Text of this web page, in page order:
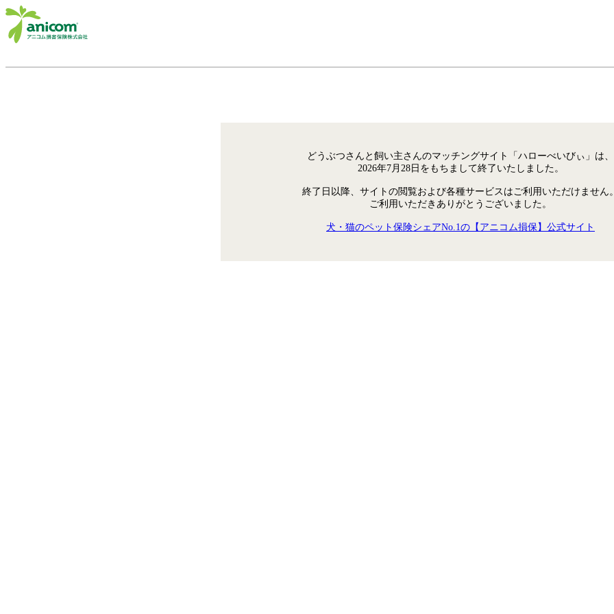
どうぶつさんと飼い主さんのマッチングサイト「ハローべいびぃ」は、
2026年7月28日をもちまして終了いたしました。
終了日以降、サイトの閲覧および各種サービスはご利用いただけません
ご利用いただきありがとうございました。
犬・猫のペット保険シェアNo.1の【アニコム損保】公式サイト